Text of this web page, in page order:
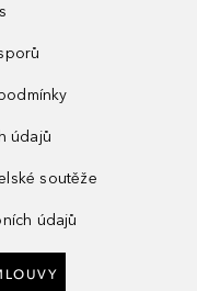
údajů
soutěže
údajů